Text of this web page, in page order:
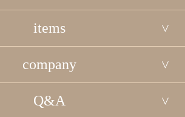
items
company
Q&A